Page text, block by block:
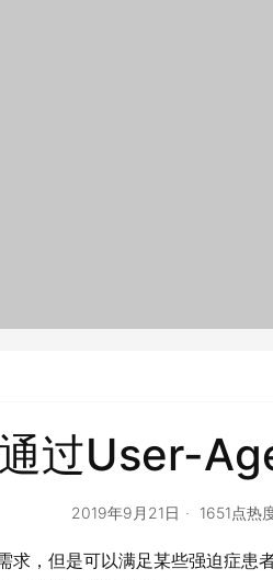
过User-
2019年9月21日 1651点热
求，但是可以满足某些强迫